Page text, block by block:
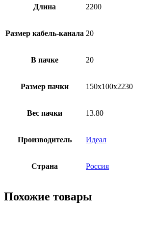
Длина 2200
Рaзмер кабель-канала 20
В пачке 20
Рaзмер пачки 150х100х2230
Вес пачки 13.80
Производитель Идеал
Страна Россия
Похожие товары